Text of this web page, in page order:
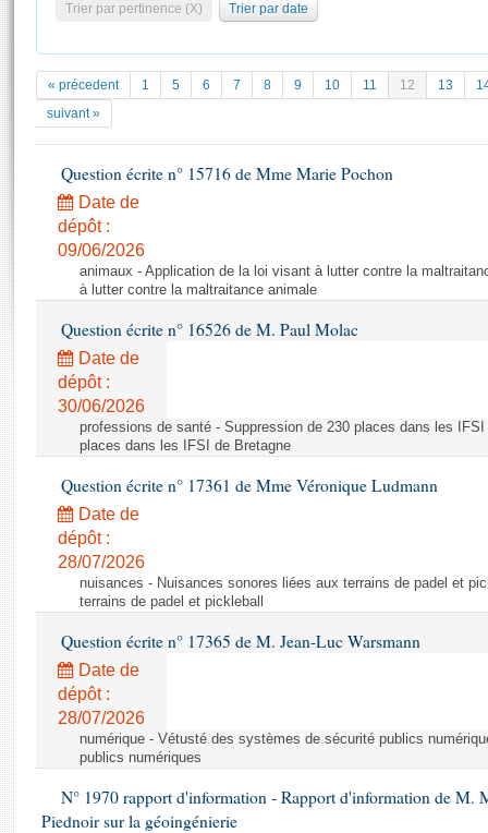
Pétitions
Documents parlementaires
Projets de loi
Propositions de loi
Amendements
Textes adoptés
Rapports d'information
Rapports législatifs
Rapports sur l'application des lois
Baromètre de l’application des lois
Dossiers législatifs
Budget et sécurité sociale
Questions écrites et orales
Comptes rendus des débats
Statistiques et chiffres clés
Documents de référence
( Constitution | Règlement de l'Assemblée ... )
Histoire
Juniors
Anciennes législatures
Liens vers les sites publics
La Bibliothèque
Les archives
Contacts et plan d'accès
Photos libres de droit
Trier par pertinence (X) Trier par date
« précedent 1 5 6 7 8 9 10 11 12 13
suivant »
Question écrite n° 15716 de Mme Marie Pochon
Date de
dépôt :
09/06/2026
animaux - Application de la loi visant à lutter contre la
à lutter contre la maltraitance animale
Question écrite n° 16526 de M. Paul Molac
Date de
dépôt :
30/06/2026
professions de santé - Suppression de 230 places dans les
places dans les IFSI de Bretagne
Question écrite n° 17361 de Mme Véronique Ludmann
Date de
dépôt :
28/07/2026
nuisances - Nuisances sonores liées aux terrains de padel et
terrains de padel et pickleball
Question écrite n° 17365 de M. Jean-Luc Warsmann
Date de
dépôt :
28/07/2026
numérique - Vétusté des systèmes de sécurité publics
publics numériques
N° 1970 rapport d'information - Rapport d'information de M.
Piednoir sur la géoingénierie